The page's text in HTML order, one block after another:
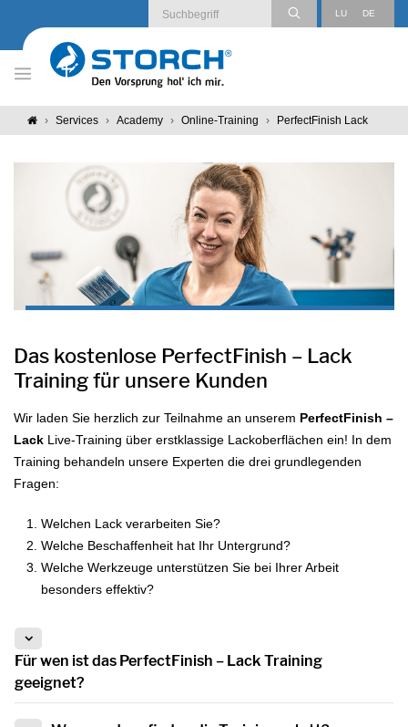
LU DE
CH DE
Services Academy Online-Training PerfectFinish Lack
Das kostenlose PerfectFinish – Lack
Training für unsere Kunden
Wir laden Sie herzlich zur Teilnahme an unserem PerfectFinish –
Lack Live-Training über erstklassige Lackoberflächen ein! In dem
Training behandeln unsere Experten die drei grundlegenden
Fragen:
Welchen Lack verarbeiten Sie?
Welche Beschaffenheit hat Ihr Untergrund?
Welche Werkzeuge unterstützen Sie bei Ihrer Arbeit
besonders effektiv?
Für wen ist das PerfectFinish – Lack Training
geeignet?